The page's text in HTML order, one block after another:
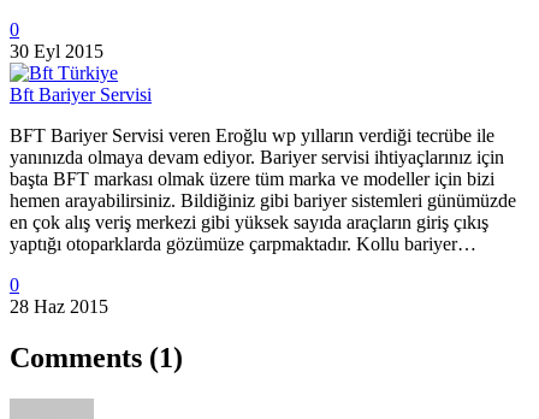
0
30 Eyl 2015
Bft Bariyer Servisi
BFT Bariyer Servisi veren Eroğlu wp yılların verdiği tecrübe ile
yanınızda olmaya devam ediyor. Bariyer servisi ihtiyaçlarınız için
başta BFT markası olmak üzere tüm marka ve modeller için bizi
hemen arayabilirsiniz. Bildiğiniz gibi bariyer sistemleri günümüzde
en çok alış veriş merkezi gibi yüksek sayıda araçların giriş çıkış
yaptığı otoparklarda gözümüze çarpmaktadır. Kollu bariyer…
0
28 Haz 2015
Comments (1)